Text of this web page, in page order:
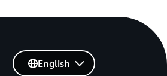
English